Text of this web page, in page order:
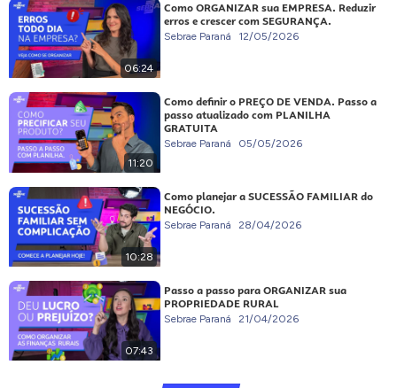
06:24
Como ORGANIZAR sua EMPRESA. Reduzir
erros e crescer com SEGURANÇA.
Sebrae Paraná 12/05/2026
11:20
Como definir o PREÇO DE VENDA. Passo a
passo atualizado com PLANILHA
GRATUITA
Sebrae Paraná 05/05/2026
10:28
Como planejar a SUCESSÃO FAMILIAR do
NEGÓCIO.
Sebrae Paraná 28/04/2026
07:43
Passo a passo para ORGANIZAR sua
PROPRIEDADE RURAL
Sebrae Paraná 21/04/2026